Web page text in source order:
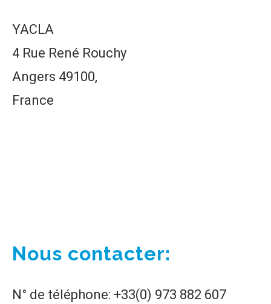
YACLA
4 Rue René Rouchy
Angers 49100,
France
Nous contacter:
N° de téléphone: +33(0) 973 882 607